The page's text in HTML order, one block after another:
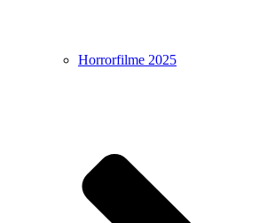
Horrorfilme 2025